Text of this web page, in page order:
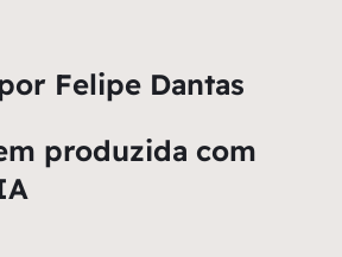
Felipe Dantas
produzida com